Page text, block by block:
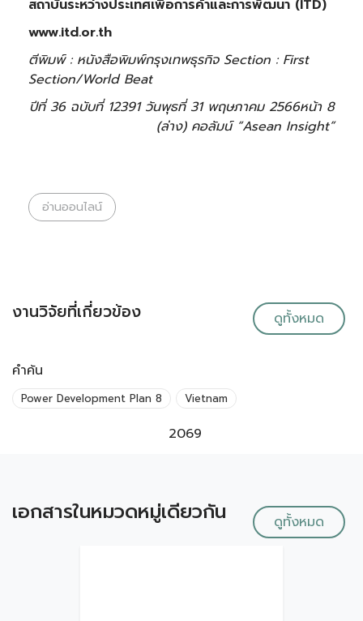
สถาบันระหว่างประเทศเพื่อการค้าและการพัฒนา (ITD)
www.itd.or.th
ตีพิมพ์ : หนังสือพิมพ์กรุงเทพธุรกิจ Section : First
Section/World Beat
ปีที่ 36 ฉบับที่ 12391 วันพุธที่ 31 พฤษภาคม 2566หน้า 8
(ล่าง) คอลัมน์ “Asean Insight”
อ่านออนไลน์
งานวิจัยที่เกี่ยวข้อง ดูทั้งหมด
คำค้น
Power Development Plan 8 Vietnam
2069
เอกสารในหมวดหมู่เดียวกัน ดูทั้งหมด